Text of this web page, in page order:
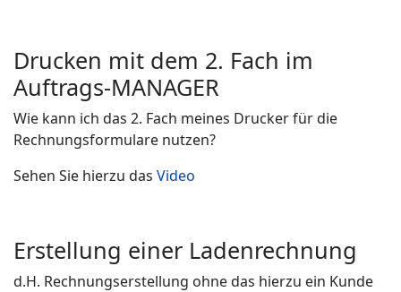
Drucken mit dem 2. Fach im
Auftrags-MANAGER
Wie kann ich das 2. Fach meines Drucker für die
Rechnungsformulare nutzen?
Sehen Sie hierzu das Video
Erstellung einer Ladenrechnung
d.H. Rechnungserstellung ohne das hierzu ein Kunde